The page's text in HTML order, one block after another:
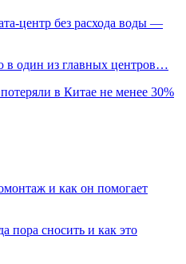
центр без расхода воды —
в один из главных центров…
в Китае не менее 30%
и как он помогает
пора сносить и как это